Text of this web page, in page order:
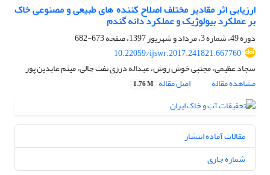
ارزیابی اثر مقادیر مختلف اصلاح کننده های طبیعی و مصنوعی خاک
بر عملکرد بیولوژیک و عملکرد دانه گندم
دوره 49، شماره 3، مرداد و شهریور 1397، صفحه
673-682
10.22059/ijswr.2017.241821.667760
سجاد عظیمی، مجتبی خوش روش، عبداله درزی نفت چالی، میثم عابدین پور
مشاهده مقاله
اصل مقاله 1.76 M
مقالات آماده انتشار
شماره جاری